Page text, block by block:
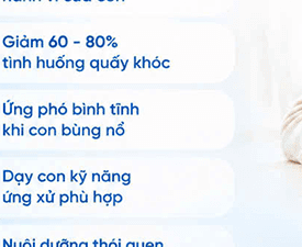
Cấu tạo lệ đạo
đạo ở trẻ sơ sinh
hệ tư vấn trong 24 giờ.